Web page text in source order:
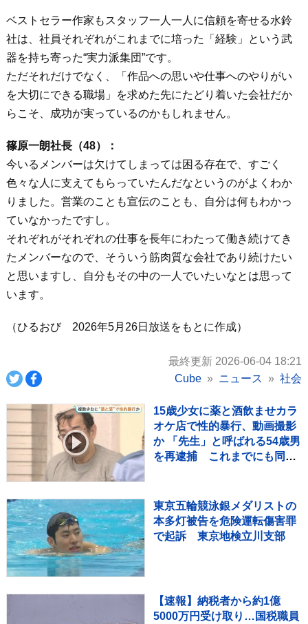
ベストセラー作家もスタッフ一人一人に信頼を寄せる水鈴
社は、社員それぞれがこれまでに培った「経験」という武
器を持ち寄った“実力派集団”です。
ただそれだけでなく、「作品への思いや仕事へのやりがい
を大切にできる職場」を求めた先にたどり着いた会社だか
らこそ、成功が実っているのかもしれません。
篠原一朗社長（48）：
今いるメンバーは欠けてしまっては困る存在で、すごく
色々な人に支えてもらっていたんだなというのがよくわか
りました。営業のことも宣伝のことも、自分は何もわかっ
ていなかったですし。
それぞれがそれぞれの仕事を長年にわたって働き続けてき
たメンバーなので、そういう筋肉質な会社であり続けたい
と思いますし、自分もその中の一人でいたいなとは思って
います。
（ひるおび 2026年5月26日放送をもとに作成）
最終更新 2026-06-04 18:21
Cube
ニュース 社会
15歳少女に薬と酒飲ませカラ
オケ店で性的暴行、動画撮影
か 「先生」と呼ばれる54歳男
を再逮捕 これまでにも同様
東京五輪競泳銀メダリストの
本多灯被告を危険運転傷害罪
で起訴 東京地検立川支部
【速報】納税者から約1億
5000万円受け取り…国税職員